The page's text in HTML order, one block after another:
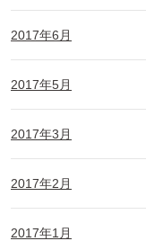
2017年6月
2017年5月
2017年3月
2017年2月
2017年1月